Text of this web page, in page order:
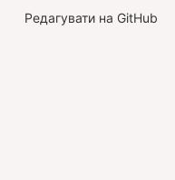
Редагувати на GitHub